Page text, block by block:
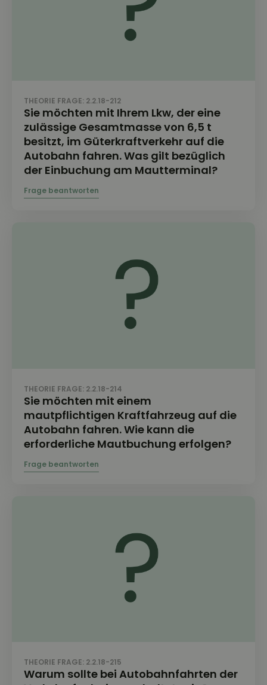
THEORIE FRAGE: 2.2.18-212
Sie möchten mit Ihrem Lkw, der eine
zulässige Gesamtmasse von 6,5 t
besitzt, im Güterkraftverkehr auf die
Autobahn fahren. Was gilt bezüglich
der Einbuchung am Mautterminal?
THEORIE FRAGE: 2.2.18-214
Sie möchten mit einem
mautpflichtigen Kraftfahrzeug auf die
Autobahn fahren. Wie kann die
erforderliche Mautbuchung erfolgen?
THEORIE FRAGE: 2.2.18-215
Warum sollte bei Autobahnfahrten der